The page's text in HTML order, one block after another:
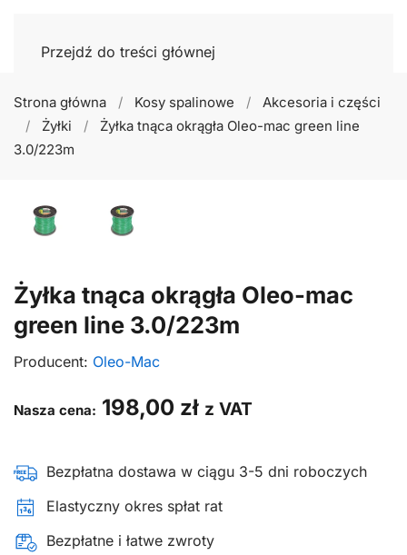
Przejdź do treści głównej
Strona główna Kosy spalinowe
Akcesoria i części
Żyłki
Żyłka tnąca okrągła Oleo-mac green line
3.0/223m
Żyłka tnąca okrągła Oleo-mac
green line 3.0/223m
Producent: Oleo-Mac
Nasza cena: 198,00 zł z VAT
Bezpłatna dostawa w ciągu 3-5 dni roboczych
Elastyczny okres spłat rat
Bezpłatne i łatwe zwroty